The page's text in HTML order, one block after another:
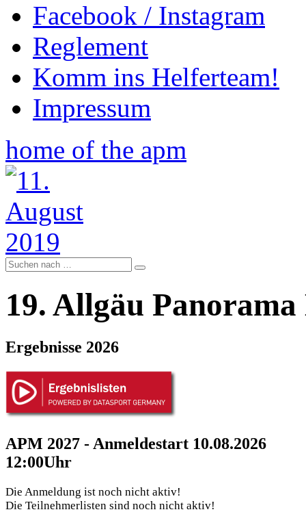
Facebook / Instagram
Reglement
Komm ins Helferteam!
Impressum
home of the apm
19. Allgäu
Ergebnisse 2026
APM 2027 - Anmeldestart 10.08.2026
12:00Uhr
Die Anmeldung ist noch nicht aktiv!
Die Teilnehmerlisten sind noch nicht aktiv!